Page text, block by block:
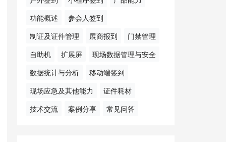
功能概述
参会人签到
制证及证件管理
展商报到
门禁管理
自助机
扩展屏
现场数据管理与安全
数据统计与分析
移动端签到
现场应急及其他能力
证件耗材
技术交流
案例分享 常见问答